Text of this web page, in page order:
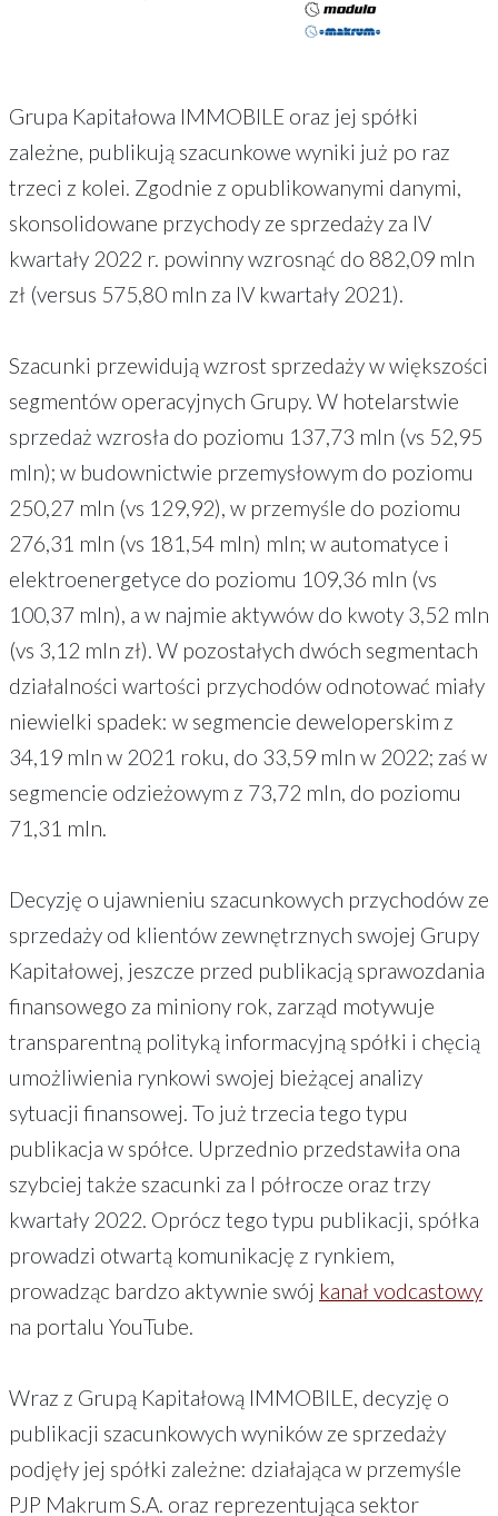
Grupa Kapitałowa IMMOBILE oraz jej spółki
zależne, publikują szacunkowe wyniki już po raz
trzeci z kolei. Zgodnie z opublikowanymi danymi,
skonsolidowane przychody ze sprzedaży za IV
kwartały 2022 r. powinny wzrosnąć do 882,09 mln
zł (versus 575,80 mln za IV kwartały 2021).
Szacunki przewidują wzrost sprzedaży w większości
segmentów operacyjnych Grupy. W hotelarstwie
sprzedaż wzrosła do poziomu 137,73 mln (vs 52,95
mln); w budownictwie przemysłowym do poziomu
250,27 mln (vs 129,92), w przemyśle do poziomu
276,31 mln (vs 181,54 mln) mln; w automatyce i
elektroenergetyce do poziomu 109,36 mln (vs
100,37 mln), a w najmie aktywów do kwoty 3,52 mln
(vs 3,12 mln zł). W pozostałych dwóch segmentach
działalności wartości przychodów odnotować miały
niewielki spadek: w segmencie deweloperskim z
34,19 mln w 2021 roku, do 33,59 mln w 2022; zaś w
segmencie odzieżowym z 73,72 mln, do poziomu
71,31 mln.
Decyzję o ujawnieniu szacunkowych przychodów ze
sprzedaży od klientów zewnętrznych swojej Grupy
Kapitałowej, jeszcze przed publikacją sprawozdania
finansowego za miniony rok, zarząd motywuje
transparentną polityką informacyjną spółki i chęcią
umożliwienia rynkowi swojej bieżącej analizy
sytuacji finansowej. To już trzecia tego typu
publikacja w spółce. Uprzednio przedstawiła ona
szybciej także szacunki za I półrocze oraz trzy
kwartały 2022. Oprócz tego typu publikacji, spółka
prowadzi otwartą komunikację z rynkiem,
prowadząc bardzo aktywnie swój kanał vodcastowy
na portalu YouTube.
Wraz z Grupą Kapitałową IMMOBILE, decyzję o
publikacji szacunkowych wyników ze sprzedaży
podjęły jej spółki zależne: działająca w przemyśle
PJP Makrum S.A. oraz reprezentująca sektor